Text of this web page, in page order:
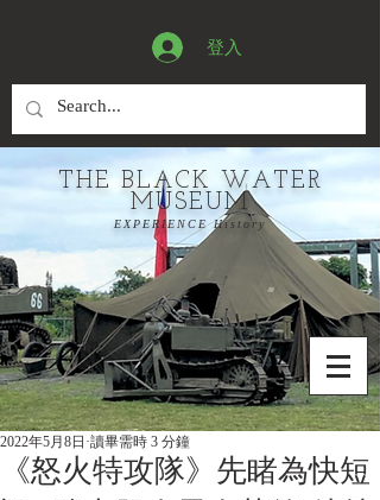
登入
THE BLACK WATER
MUSEUM
EXPERIENCE History
《怒火特攻隊》先睹為快短
2022年5月8日 讀畢需時 3 分鐘